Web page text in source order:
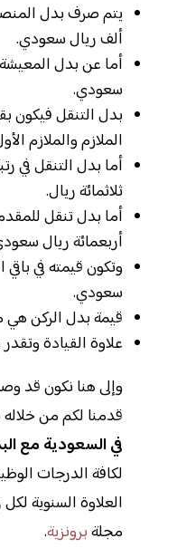
يتم صرف بدل
ألف ريال سعودي.
أما عن بدل
سعودي.
بدل التنقل فيكون
الملازم والملازم
أما بدل التنقل في
ثلاثمائة ريال.
أما بدل تنقل
أربعمائة ريال
وتكون قيمته في
سعودي.
قيمة بدل الركن
علاوة القيادة
وإلى هنا نكون قد
قدمنا لكم من خلاله
في السعودية مع
لكافة الدرجات
العلاوة السنوية
مجلةبرونزية.